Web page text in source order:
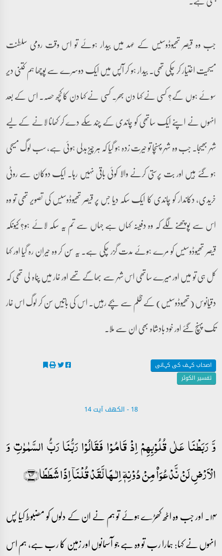
جب وہ قیصر تھیوڈوسیس کے عہد میں بیدار ہوئے تو اس وقت رومی سلطنت
مسیحیت اختیار کر چکی تھی۔ بیدار ہو کر آپس میں ایک دوسرے سے پوچھا ہم کتنی دیر
سوئے ہوں گے؟ کسی نے کہا دن بھر۔ کسی نے کہا دن کا کچھ حصہ۔ اس کے بعد
انہوں نے اپنے ایک ساتھی کو چاندی کے چند سکے دے کر کھانا لانے کے لیے
شہر بھیجا۔ جب وہ شہر پہنچا تو حیرت زدہ ہو گیا کہ ہر چیز بدلی ہوئی ہے، سب لوگ مسیحی
ہو گئے ہیں اور بت پرستی کرنے والا کوئی باقی نہیں رہا۔ ایک دوکان سے روٹی
خریدی، دکاندار کو چاندی کا ایک سکہ دیا جس پر قیصر تھیوڈوسیس کی تصویر تھی تو وہ
اس سے پوچھنے لگے کہ وہ دفینہ کہاں ہے جہاں سے تم یہ سکہ لائے ہو؟ کیونکہ
قیصر تھیوڈوسیس کو مرے ہوئے مدت گزر چکی ہے۔ یہ سن کر وہ حیران رہ گیا اور کہا
کل ہی تو میں اور میرے ساتھی اس شہر سے بھاگے تھے اور غار میں پناہ لی تھی کہ
دقیانوس (تھیوڈوسیس) کے ظلم سے بچے رہیں۔ اس کی باتیں سن کر لوگ اس غار
تک پہنچ گئے اور خود بادشاہ بھی ان سے ملا۔
اصحاب کہف کی کہانی
تفسیر الکوثر
18 - ‎الكهف آیت 14
وَّ رَبَطۡنَا عَلٰی قُلُوۡبِہِمۡ اِذۡ قَامُوۡا فَقَالُوۡا رَبُّنَا رَبُّ السَّمٰوٰتِ وَ
الۡاَرۡضِ لَنۡ نَّدۡعُوَا۠ مِنۡ دُوۡنِہٖۤ اِلٰـہًا لَّقَدۡ قُلۡنَاۤ اِذًا شَطَطًا﴿۱۴﴾
۱۴۔ اور جب وہ اٹھ کھڑے ہوئے تو ہم نے ان کے دلوں کو مضبوط کیا پس
انہوں نے کہا: ہمارا رب تو وہ ہے جو آسمانوں اور زمین کا رب ہے، ہم اس